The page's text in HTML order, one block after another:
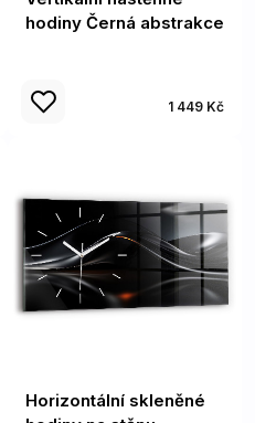
hodiny Černá abstrakce
1 449 Kč
Horizontální skleněné